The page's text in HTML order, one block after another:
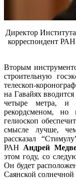
Директор
корреспондент
Вторым
строительную
телескоп-
на Гавайях
четыре метра, и
рекордсменом,
гелиоскоп
смысле лучше,
рассказал
РАН Андрей
этом году, со
Он будет
Саянской